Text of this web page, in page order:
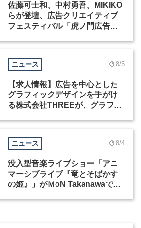
佐藤可士和、中村勇吾、MIKIKO
らが登壇、広告クリエイティブ
フェスティバル「虎ノ門広告
ニュース 8/5
【求人情報】広告を中心とした
グラフィックデザインを手がけ
る株式会社THREEが、グラフィ
ニュース 8/4
没入型音楽ライブショー「アニ
マーシブライブ『竜とそばかす
の姫』」がＭoN Takanawaで開